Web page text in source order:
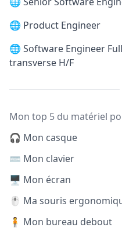
🌐 Product Engineer
🌐 Software Engineer
transverse H/F
Mon top 5 du matériel
🎧 Mon casque
⌨️ Mon clavier
🖥️ Mon écran
🖱️ Ma souris
🧍 Mon bureau debout